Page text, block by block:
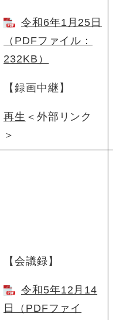
令和6年1月25日​
（PDFファイル：
232KB）
【録画中継】
再生 ＜外部リンク
＞
【会議録】
令和5年12月14
日​（PDFファイ